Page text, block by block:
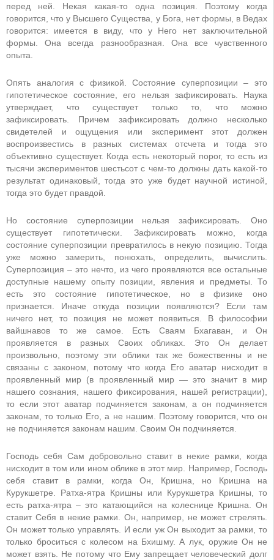
перед ней. Некая какая-то одна позиция. Поэтому когда
говорится, что у Высшего Существа, у Бога, нет формы, в Ведах
говорится: имеется в виду, что у Него нет заключительной
формы. Она всегда разнообразная. Она все чувственного
опыта.
Опять аналогия с физикой. Состояние суперпозиции – это
гипотетическое состояние, его нельзя зафиксировать. Наука
утверждает, что существует только то, что можно
зафиксировать. Причем зафиксировать должно несколько
свидетелей и ощущения или эксперимент этот должен
воспроизвестись в разных системах отсчета и тогда это
объективно существует. Когда есть некоторый порог, то есть из
тысячи экспериментов шестьсот с чем-то должны дать какой-то
результат одинаковый, тогда это уже будет научной истиной,
тогда это будет правдой.
Но состояние суперпозиции нельзя зафиксировать. Оно
существует гипотетически. Зафиксировать можно, когда
состояние суперпозиции превратилось в некую позицию. Тогда
уже можно замерить, понюхать, определить, вычислить.
Суперпозиция – это нечто, из чего проявляются все остальные
доступные нашему опыту позиции, явления и предметы. То
есть это состояние гипотетическое, но в физике оно
признается. Иначе откуда позиции появляются? Если там
ничего нет, то позиция не может появиться. В философии
вайшнавов то же самое. Есть Сваям Бхагаван, и Он
проявляется в разных Своих обликах. Это Он делает
произвольно, поэтому эти облики так же божественны и не
связаны с законом, потому что когда Его аватар нисходит в
проявленный мир (в проявленный мир — это значит в мир
нашего сознания, нашего фиксирования, нашей регистрации),
то если этот аватар подчиняется законам, а он подчиняется
законам, то только Его, а не нашим. Поэтому говорится, что он
не подчиняется законам нашим. Своим Он подчиняется.
Господь себя Сам добровольно ставит в некие рамки, когда
нисходит в том или ином облике в этот мир. Например, Господь
себя ставит в рамки, когда Он, Кришна, но Кришна на
Курукшетре. Ратха-ятра Кришны или Курукшетра Кришны, то
есть ратха-ятра – это катающийся на колеснице Кришна. Он
ставит Себя в некие рамки. Он, например, не может стрелять.
Он может только управлять. И если уж Он выходит за рамки, то
только броситься с колесом на Бхишму. А лук, оружие Он не
может взять. Не потому что Ему запрещает человеческий долг